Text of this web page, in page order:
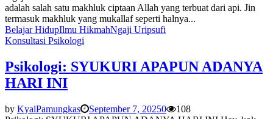
adalah salah satu makhluk ciptaan Allah yang terbuat dari api. Jin
termasuk makhluk yang mukallaf seperti halnya...
Belajar HidupIlmu HikmahNgaji Uripsufi
Konsultasi Psikologi
Psikologi: SYUKURI APAPUN ADANYA
HARI INI
by KyaiPamungkas September 7, 20250
108